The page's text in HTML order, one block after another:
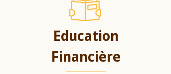
Education
Financière